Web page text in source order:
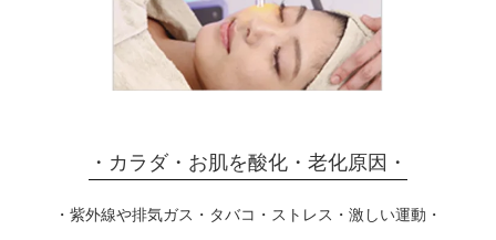
・カラダ・お肌を酸化・老化原因・
・紫外線や排気ガス・タバコ・ストレス・激しい運動・